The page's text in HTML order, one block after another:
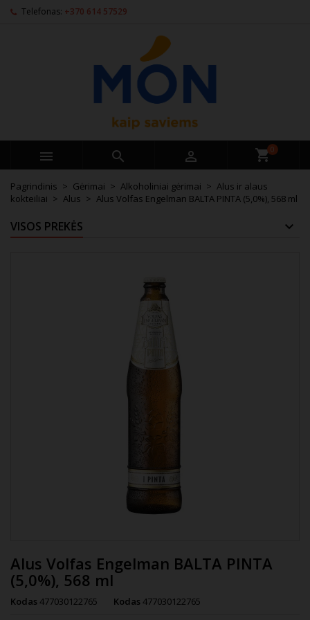
Telefonas: +370 614 57529
   0
Pagrindinis Gėrimai Alkoholiniai gėrimai
Alus ir alaus
kokteiliai
Alus Alus Volfas Engelman BALTA PINTA (5,0%), 568 ml
VISOS PREKĖS
Alus Volfas Engelman BALTA PINTA
(5,0%), 568 ml
Kodas 477030122765 Kodas 477030122765